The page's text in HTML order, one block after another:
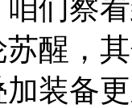
们察
醒，
装备